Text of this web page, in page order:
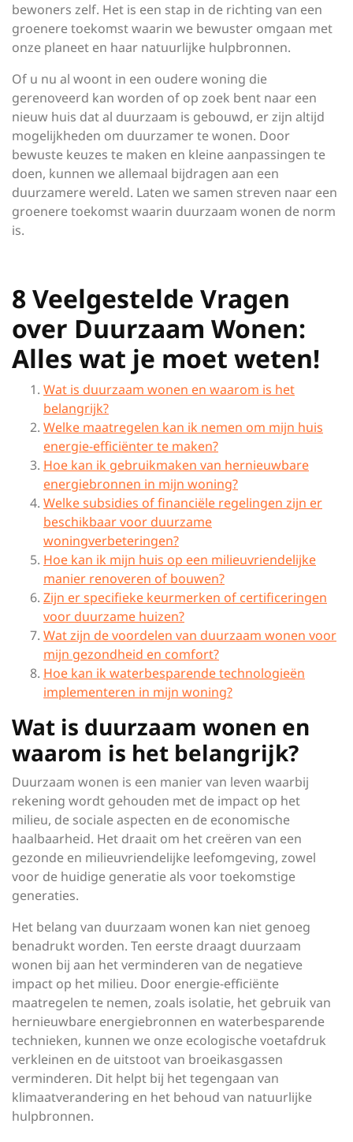
bewoners zelf. Het is een stap in de richting van een
groenere toekomst waarin we bewuster omgaan met
onze planeet en haar natuurlijke hulpbronnen.
Of u nu al woont in een oudere woning die
gerenoveerd kan worden of op zoek bent naar een
nieuw huis dat al duurzaam is gebouwd, er zijn altijd
mogelijkheden om duurzamer te wonen. Door
bewuste keuzes te maken en kleine aanpassingen te
doen, kunnen we allemaal bijdragen aan een
duurzamere wereld. Laten we samen streven naar een
groenere toekomst waarin duurzaam wonen de norm
is.
8 Veelgestelde Vragen
over Duurzaam Wonen:
Alles wat je moet weten!
Wat is duurzaam wonen en waarom is het
belangrijk?
Welke maatregelen kan ik nemen om mijn huis
energie-efficiënter te maken?
Hoe kan ik gebruikmaken van hernieuwbare
energiebronnen in mijn woning?
Welke subsidies of financiële regelingen zijn er
beschikbaar voor duurzame
woningverbeteringen?
Hoe kan ik mijn huis op een milieuvriendelijke
manier renoveren of bouwen?
Zijn er specifieke keurmerken of certificeringen
voor duurzame huizen?
Wat zijn de voordelen van duurzaam wonen voor
mijn gezondheid en comfort?
Hoe kan ik waterbesparende technologieën
implementeren in mijn woning?
Wat is duurzaam wonen en
waarom is het belangrijk?
Duurzaam wonen is een manier van leven waarbij
rekening wordt gehouden met de impact op het
milieu, de sociale aspecten en de economische
haalbaarheid. Het draait om het creëren van een
gezonde en milieuvriendelijke leefomgeving, zowel
voor de huidige generatie als voor toekomstige
generaties.
Het belang van duurzaam wonen kan niet genoeg
benadrukt worden. Ten eerste draagt duurzaam
wonen bij aan het verminderen van de negatieve
impact op het milieu. Door energie-efficiënte
maatregelen te nemen, zoals isolatie, het gebruik van
hernieuwbare energiebronnen en waterbesparende
technieken, kunnen we onze ecologische voetafdruk
verkleinen en de uitstoot van broeikasgassen
verminderen. Dit helpt bij het tegengaan van
klimaatverandering en het behoud van natuurlijke
hulpbronnen.